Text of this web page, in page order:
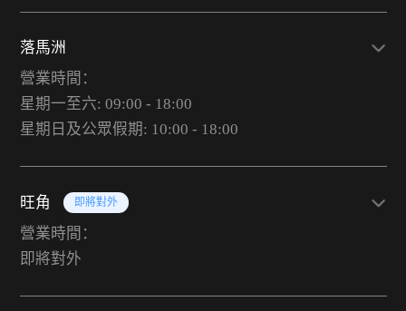
落馬洲
營業時間：
星期一至六: 09:00 - 18:00
星期日及公眾假期: 10:00 - 18:00
旺角 即將對外
營業時間：
即將對外